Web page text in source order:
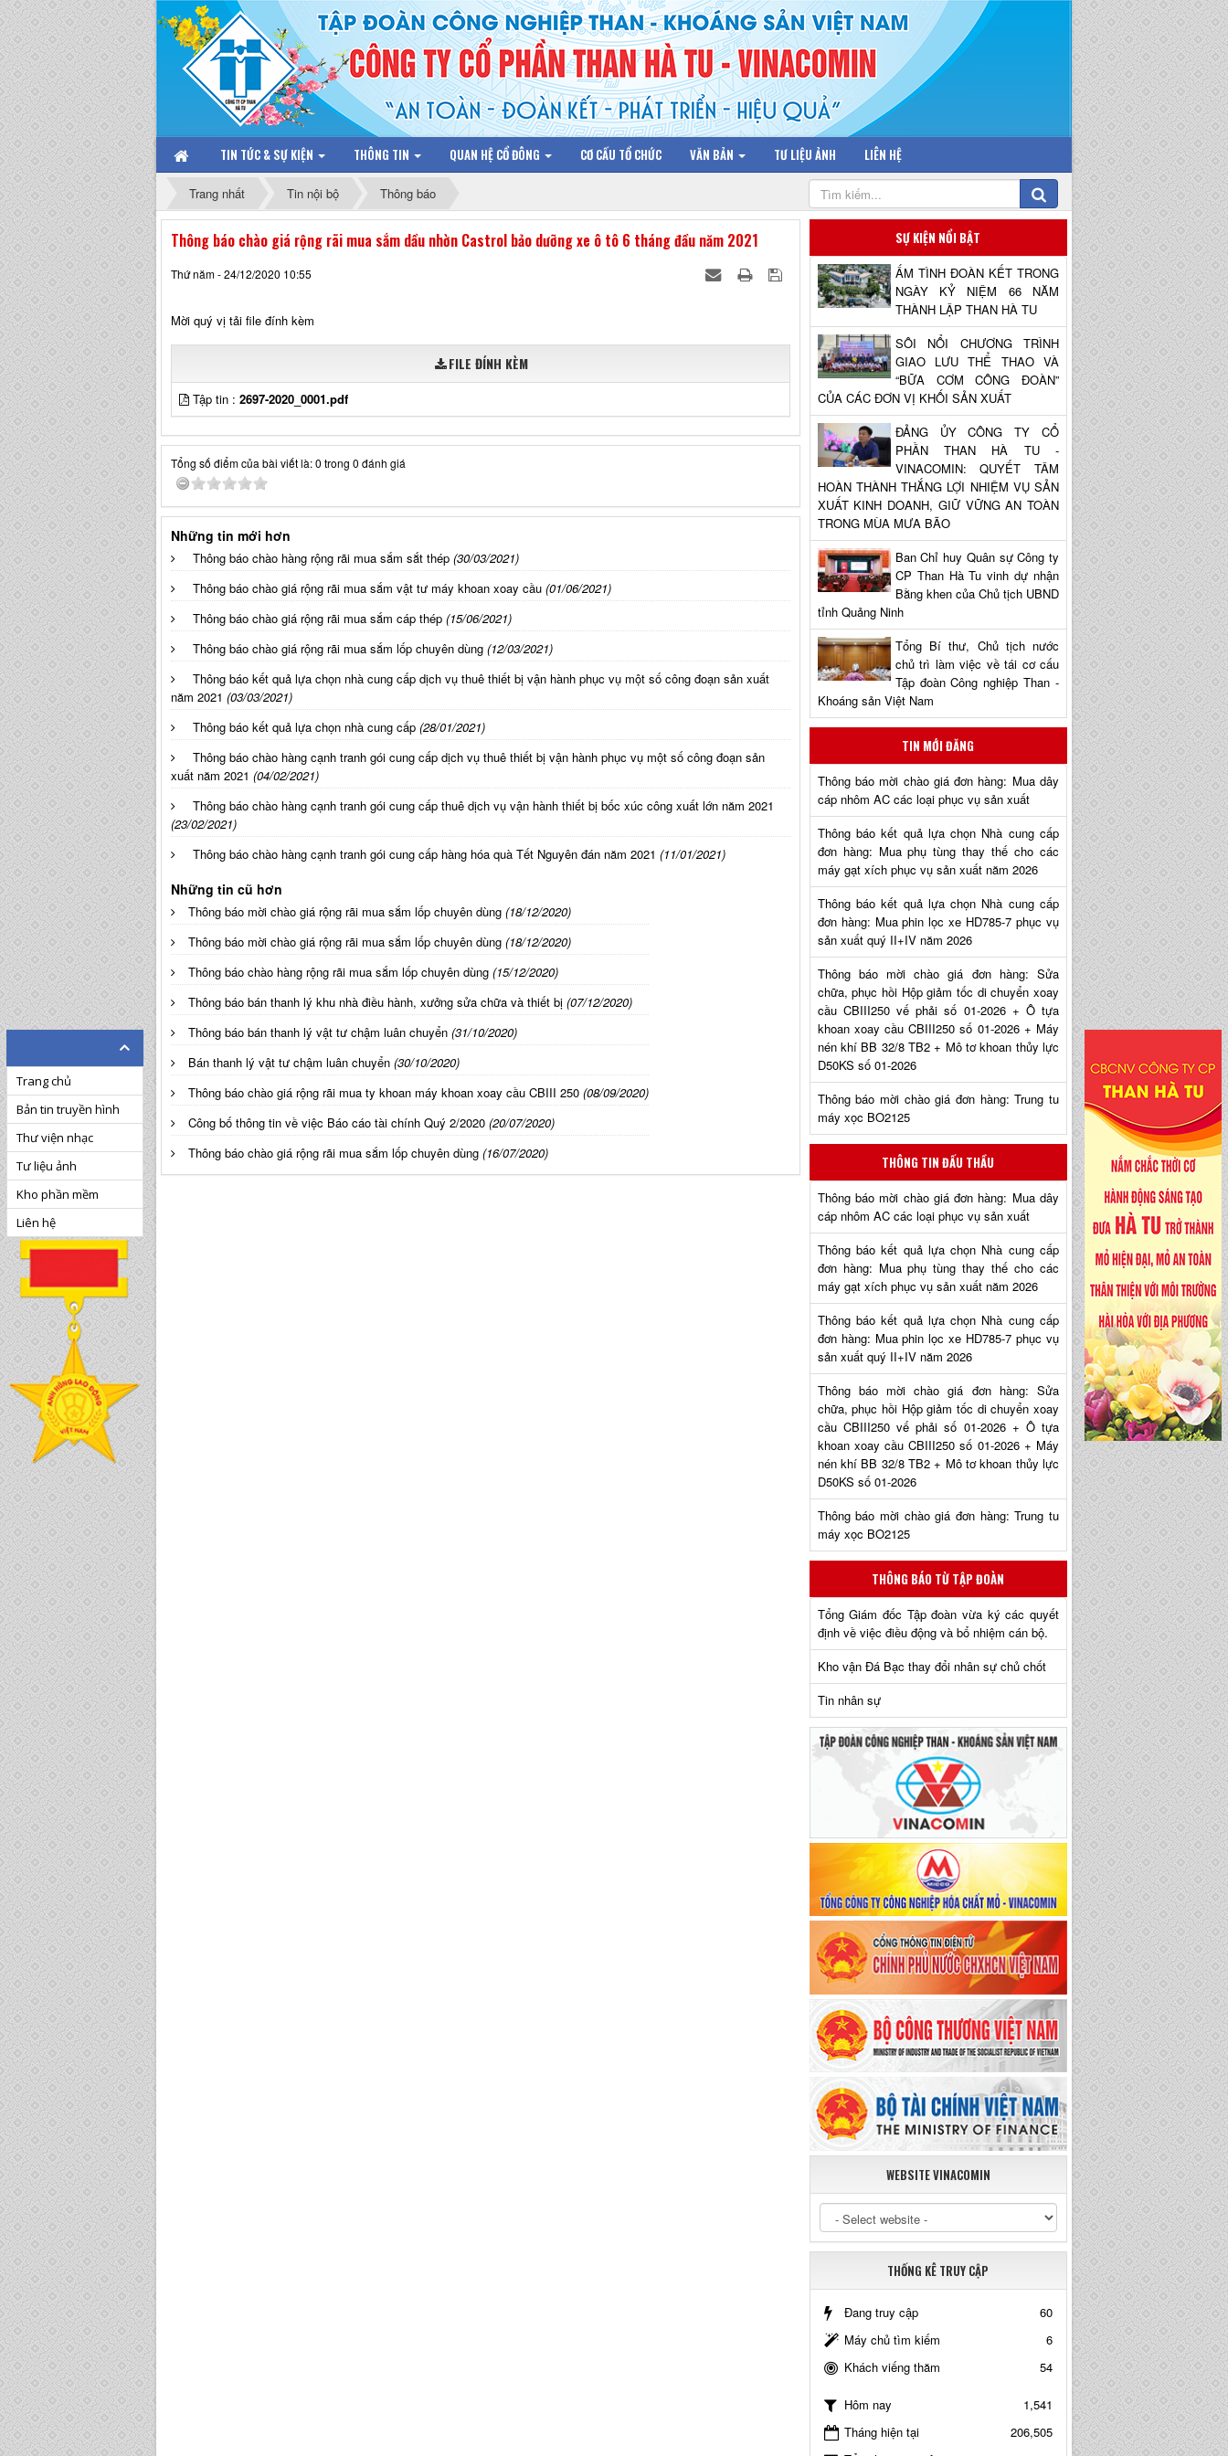
TIN TỨC & SỰ KIỆN THÔNG TIN QUAN HỆ CỔ ĐÔNG CƠ CẤU TỔ CHỨC VĂN BẢN TƯ LIỆU ẢNH LIÊN HỆ
Trang nhất Tin nội bộ Thông báo
Thông báo chào giá rộng rãi mua sắm dầu nhờn Castrol bảo dưỡng xe ô tô 6 tháng đầu năm 2021
Thứ năm - 24/12/2020 10:55
Mời quý vị tải file đính kèm
FILE ĐÍNH KÈM
Tập tin : 2697-2020_0001.pdf
Tổng số điểm của bài viết là: 0 trong 0 đánh giá
Những tin mới hơn
Thông báo chào hàng rộng rãi mua sắm sắt thép (30/03/2021)
Thông báo chào giá rộng rãi mua sắm vật tư máy khoan xoay cầu (01/06/2021)
Thông báo chào giá rộng rãi mua sắm cáp thép (15/06/2021)
Thông báo chào giá rộng rãi mua sắm lốp chuyên dùng (12/03/2021)
Thông báo kết quả lựa chọn nhà cung cấp dịch vụ thuê thiết bị vận hành phục vụ một số công đoạn sản xuất
năm 2021 (03/03/2021)
Thông báo kết quả lựa chọn nhà cung cấp (28/01/2021)
Thông báo chào hàng cạnh tranh gói cung cấp dịch vụ thuê thiết bị vận hành phục vụ một số công đoạn sản
xuất năm 2021 (04/02/2021)
Thông báo chào hàng cạnh tranh gói cung cấp thuê dịch vụ vận hành thiết bị bốc xúc công xuất lớn năm 2021
(23/02/2021)
Thông báo chào hàng cạnh tranh gói cung cấp hàng hóa quà Tết Nguyên đán năm 2021 (11/01/2021)
Những tin cũ hơn
Thông báo mời chào giá rộng rãi mua sắm lốp chuyên dùng (18/12/2020)
Thông báo mời chào giá rộng rãi mua sắm lốp chuyên dùng (18/12/2020)
Thông báo chào hàng rộng rãi mua sắm lốp chuyên dùng (15/12/2020)
Thông báo bán thanh lý khu nhà điều hành, xưởng sửa chữa và thiết bị (07/12/2020)
Thông báo bán thanh lý vật tư chậm luân chuyển (31/10/2020)
Bán thanh lý vật tư chậm luân chuyển (30/10/2020)
Thông báo chào giá rộng rãi mua ty khoan máy khoan xoay cầu CBIII 250 (08/09/2020)
Công bố thông tin về việc Báo cáo tài chính Quý 2/2020 (20/07/2020)
Thông báo chào giá rộng rãi mua sắm lốp chuyên dùng (16/07/2020)
SỰ KIỆN NỔI BẬT
ẤM TÌNH ĐOÀN KẾT TRONG
NGÀY KỶ NIỆM 66 NĂM
THÀNH LẬP THAN HÀ TU
SÔI NỔI CHƯƠNG TRÌNH
GIAO LƯU THỂ THAO VÀ
“BỮA CƠM CÔNG ĐOÀN”
CỦA CÁC ĐƠN VỊ KHỐI SẢN XUẤT
ĐẢNG ỦY CÔNG TY CỔ
PHẦN THAN HÀ TU -
VINACOMIN: QUYẾT TÂM
HOÀN THÀNH THẮNG LỢI NHIỆM VỤ SẢN
XUẤT KINH DOANH, GIỮ VỮNG AN TOÀN
TRONG MÙA MƯA BÃO
Ban Chỉ huy Quân sự Công ty
CP Than Hà Tu vinh dự nhận
Bằng khen của Chủ tịch UBND
tỉnh Quảng Ninh
Tổng Bí thư, Chủ tịch nước
chủ trì làm việc về tái cơ cấu
Tập đoàn Công nghiệp Than -
Khoáng sản Việt Nam
TIN MỚI ĐĂNG
Thông báo mời chào giá đơn hàng: Mua dây
cáp nhôm AC các loại phục vụ sản xuất
Thông báo kết quả lựa chọn Nhà cung cấp
đơn hàng: Mua phụ tùng thay thế cho các
máy gạt xích phục vụ sản xuất năm 2026
Thông báo kết quả lựa chọn Nhà cung cấp
đơn hàng: Mua phin lọc xe HD785-7 phục vụ
sản xuất quý II+IV năm 2026
Thông báo mời chào giá đơn hàng: Sửa
chữa, phục hồi Hộp giảm tốc di chuyển xoay
cầu CBIII250 vế phải số 01-2026 + Ô tựa
khoan xoay cầu CBIII250 số 01-2026 + Máy
nén khí BB 32/8 TB2 + Mô tơ khoan thủy lực
D50KS số 01-2026
Thông báo mời chào giá đơn hàng: Trung tu
máy xọc BO2125
THÔNG TIN ĐẤU THẦU
Thông báo mời chào giá đơn hàng: Mua dây
cáp nhôm AC các loại phục vụ sản xuất
Thông báo kết quả lựa chọn Nhà cung cấp
đơn hàng: Mua phụ tùng thay thế cho các
máy gạt xích phục vụ sản xuất năm 2026
Thông báo kết quả lựa chọn Nhà cung cấp
đơn hàng: Mua phin lọc xe HD785-7 phục vụ
sản xuất quý II+IV năm 2026
Thông báo mời chào giá đơn hàng: Sửa
chữa, phục hồi Hộp giảm tốc di chuyển xoay
cầu CBIII250 vế phải số 01-2026 + Ô tựa
khoan xoay cầu CBIII250 số 01-2026 + Máy
nén khí BB 32/8 TB2 + Mô tơ khoan thủy lực
D50KS số 01-2026
Thông báo mời chào giá đơn hàng: Trung tu
máy xọc BO2125
THÔNG BÁO TỪ TẬP ĐOÀN
Tổng Giám đốc Tập đoàn vừa ký các quyết
định về việc điều động và bổ nhiệm cán bộ.
Kho vận Đá Bạc thay đổi nhân sự chủ chốt
Tin nhân sự
WEBSITE VINACOMIN
THỐNG KÊ TRUY CẬP
Đang truy cập
60
Máy chủ tìm kiếm
6
Khách viếng thăm
54
Hôm nay
1,541
Tháng hiện tại
206,505
Trang chủ
Bản tin truyền hình
Thư viện nhạc
Tư liệu ảnh
Kho phần mềm
Liên hệ